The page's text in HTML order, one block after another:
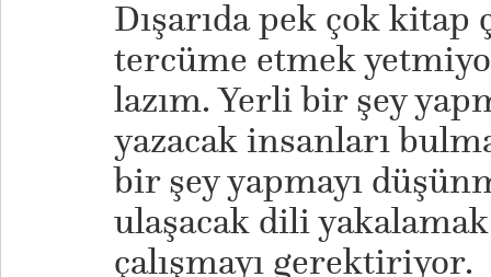
Dışarıda pek çok kitap
tercüme etmek
lazım. Yerli bir şey
yazacak insanları
bir şey yapmayı
ulaşacak dili
çalışmayı gerektiriyor.